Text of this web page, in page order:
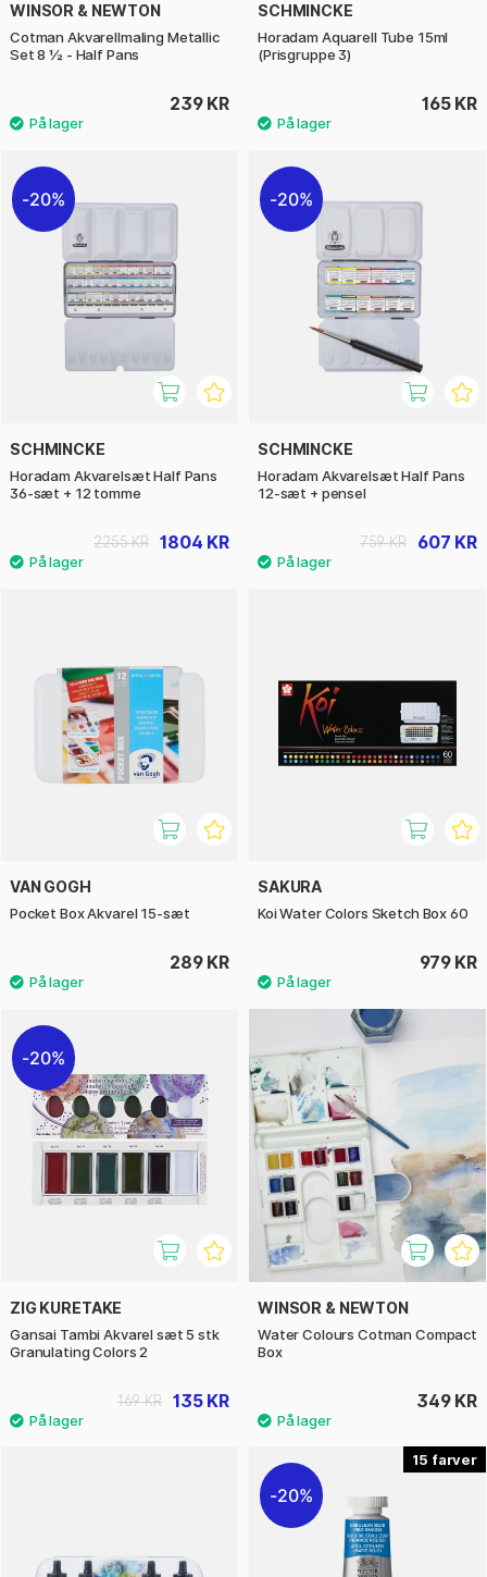
WINSOR & NEWTON
Cotman Akvarellmaling Metallic
Set 8 ½ - Half Pans
239 KR
SCHMINCKE
Horadam Aquarell Tube 15ml
(Prisgruppe 3)
165 KR
20%
SCHMINCKE
Horadam Akvarelsæt Half Pans
36-sæt + 12 tomme
1804 KR
2255 KR
20%
SCHMINCKE
Horadam Akvarelsæt Half Pans
12-sæt + pensel
607 KR
759 KR
VAN GOGH
Pocket Box Akvarel 15-sæt
289 KR
SAKURA
Koi Water Colors Sketch Box 60
979 KR
20%
ZIG KURETAKE
Gansai Tambi Akvarel sæt 5 stk
Granulating Colors 2
135 KR
169 KR
WINSOR & NEWTON
Water Colours Cotman Compact
Box
349 KR
15
20%